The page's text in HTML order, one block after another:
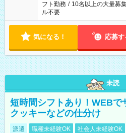
フト勤務 / 10名以上の大量募
ル不要
気になる！ 応募す
未読
短時間シフトあり！WEBで
クッキーなどの仕分け
派遣 職種未経験OK 社会人未経験OK